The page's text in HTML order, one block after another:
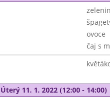
ovoce
čaj s
Úterý 11. 1. 2022 (12:00 - 14:00)